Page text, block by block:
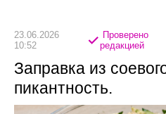
23.06.2026
10:52
Проверено
редакцией
Заправка из
пикантность.